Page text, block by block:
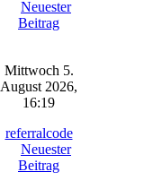
Mittwoch 5.
August 2026,
16:19
referralcode